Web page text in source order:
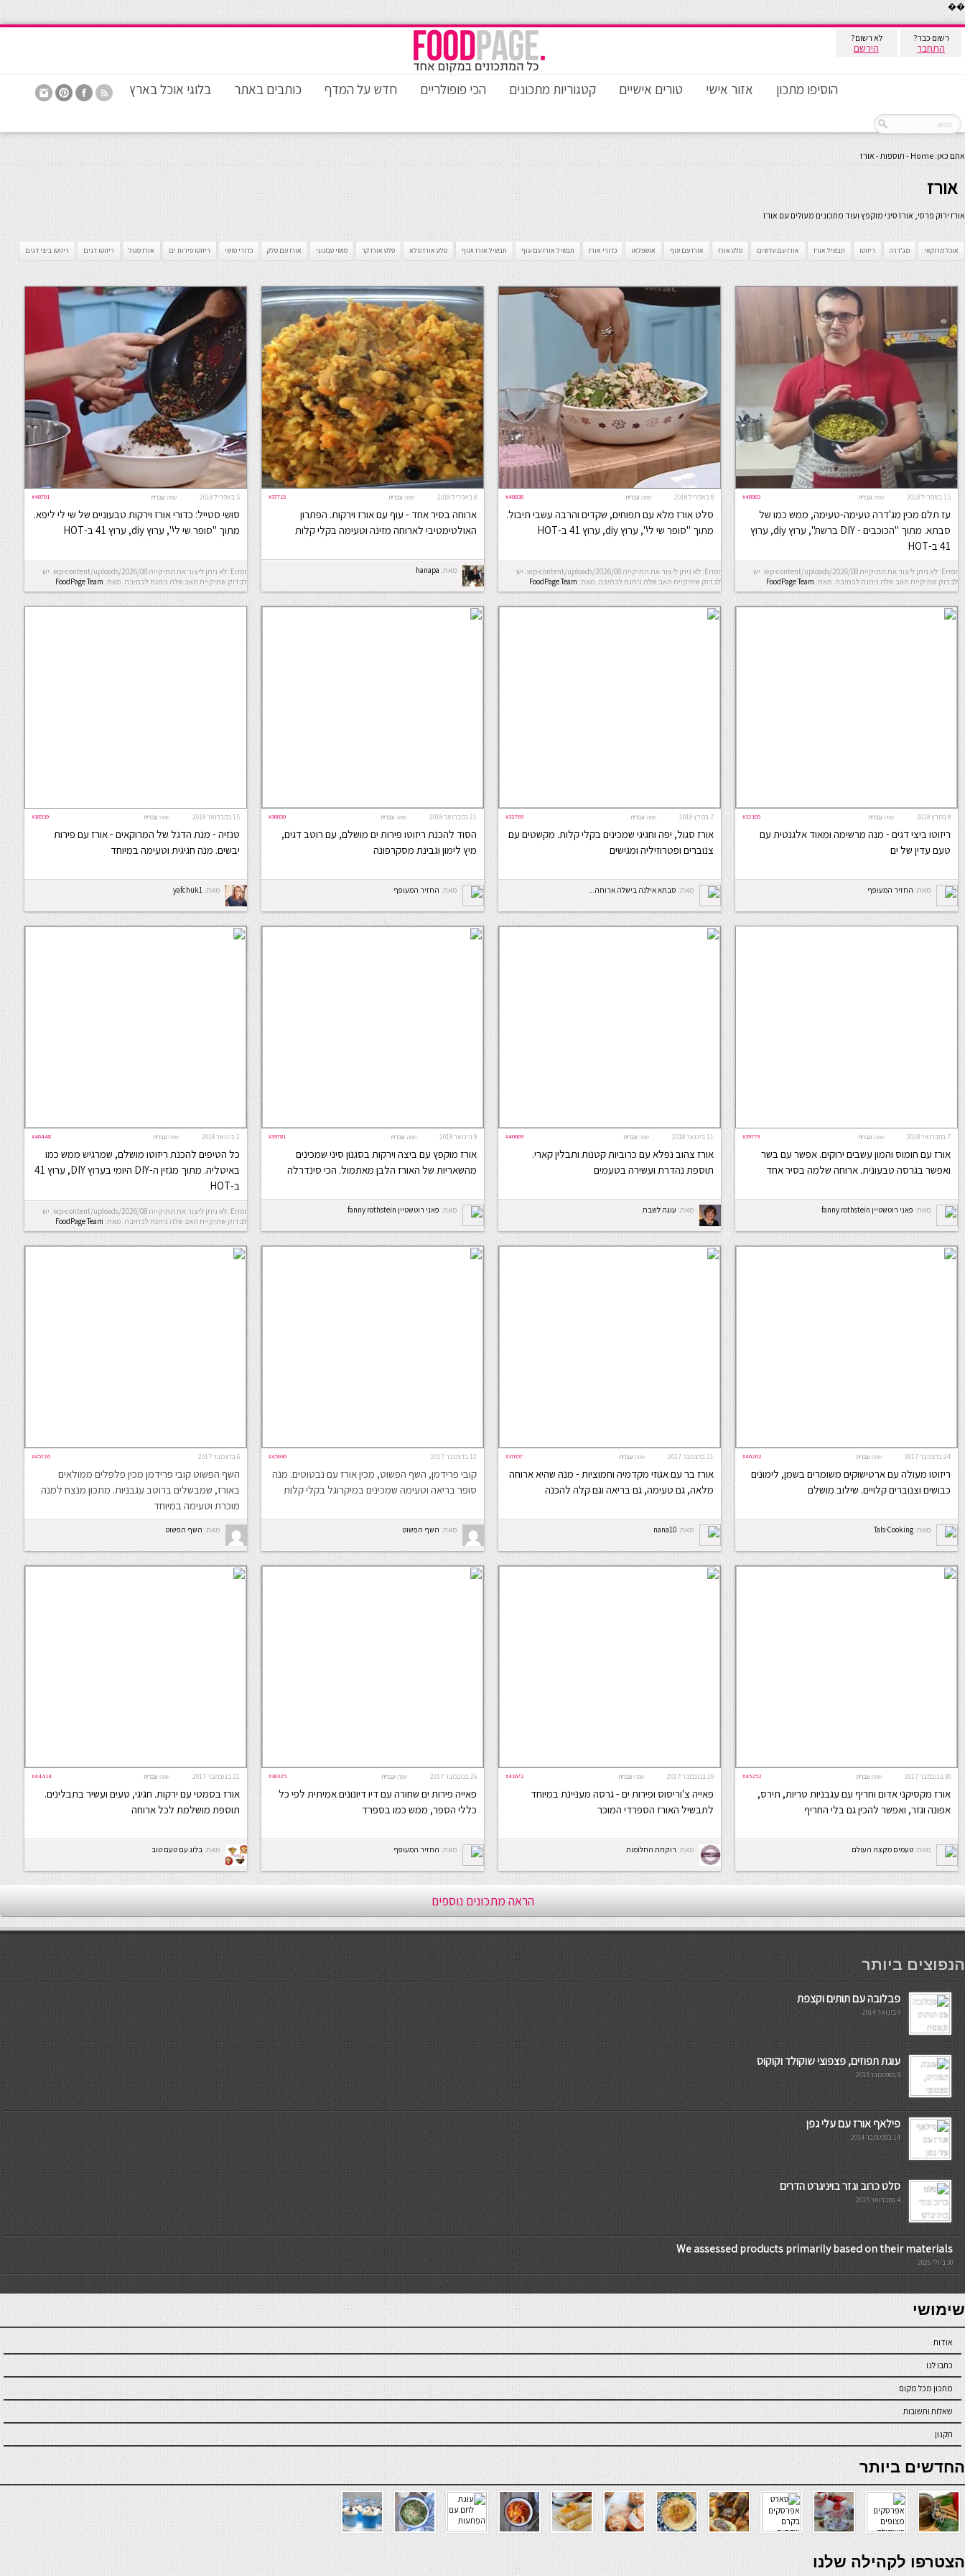
��
רשום כבר?
התחבר
לא רשום?
הירשם
הוסיפו מתכון אזור אישי טורים אישיים קטגוריות מתכונים הכי פופולריים חדש על המדף כותבים באתר בלוגי אוכל בארץ
אתם כאן: Home
-תוספות- אורז
אורז
אורז ירוק פרסי, אורז סיני מוקפץ ועוד מתכונים מעולים עם אורז
אוכל מרוקאי מג'דרה ריזוטו תבשיל אורז אורז עם עדשים סלט אורז אורז עם עוף אושפלאו כדורי אורז תבשיל אורז עם עוף תבשיל אורז ועוף סלט אורז מלא סלט אורז קר סושי טבעוני אורז עם סלק כדורי סושי ריזוטו פירות ים אורז סגול ריזוטו דגים ריזוטו ביצי דגים
15 באפריל 2018 #48983 שפה: עברית
עז תלם מכין מג'דרה טעימה-טעימה, ממש כמו של
סבתא. מתוך "הכוכבים - DIY ברשת", ערוץ diy, ערוץ
41 ב-HOT
Error: לא ניתן ליצור את התיקייה wp-content/uploads/2026/08. יש
לבדוק שתיקיית האב שלה ניתנת לכתיבה. מאת: FoodPage Team
8 באפריל 2018 #48838 שפה: עברית
סלט אורז מלא עם תפוחים, שקדים והרבה עשבי תיבול.
מתוך "סופר שי לי", ערוץ diy, ערוץ 41 ב-HOT
Error: לא ניתן ליצור את התיקייה wp-content/uploads/2026/08. יש
לבדוק שתיקיית האב שלה ניתנת לכתיבה. מאת: FoodPage Team
8 באפריל 2018 #37715 שפה: עברית
ארוחה בסיר אחד - עוף עם אורז וירקות. הפתרון
האולטימטיבי לארוחה מזינה וטעימה בקלי קלות
מאת: hanapa
5 באפריל 2018 #48791 שפה: עברית
סושי סטייל: כדורי אורז וירקות טבעוניים של שי לי ליפא.
מתוך "סופר שי לי", ערוץ diy, ערוץ 41 ב-HOT
Error: לא ניתן ליצור את התיקייה wp-content/uploads/2026/08. יש
לבדוק שתיקיית האב שלה ניתנת לכתיבה. מאת: FoodPage Team
8 במרץ 2018 #32105 שפה: עברית
ריזוטו ביצי דגים - מנה מרשימה ומאוד אלגנטית עם
טעם עדין של ים
מאת: החזיר המעופף
7 במרץ 2018 #32769 שפה: עברית
אורז סגול, יפה וחגיגי שמכינים בקלי קלות. מקשטים עם
צנוברים ופטרוזיליה ומגישים
מאת: סבתא אילנה בישלה ארוחה...
21 בפברואר 2018 #36850 שפה: עברית
הסוד להכנת ריזוטו פירות ים מושלם, עם רוטב דגים,
מיץ לימון וגבינת מסקרפונה
מאת: החזיר המעופף
15 בפברואר 2018 #18539 שפה: עברית
טנזיה - מנת הדגל של המרוקאים - אורז עם פירות
יבשים. מנה חגיגית וטעימה במיוחד
מאת: yafchuk1
7 בפברואר 2018 #39779 שפה: עברית
אורז עם חומוס והמון עשבים ירוקים. אפשר עם בשר
ואפשר בגרסה טבעונית. ארוחה שלמה בסיר אחד
מאת: פאני רוטשטיין fanny rothstein
11 בינואר 2018 #46669 שפה: עברית
אורז צהוב נפלא עם כרוביות קטנות ותבלין קארי.
תוספת נהדרת ועשירה בטעמים
מאת: עוגה לשבת
9 בינואר 2018 #39781 שפה: עברית
אורז מוקפץ עם ביצה וירקות בסגנון סיני שמכינים
מהשאריות של האורז הלבן מאתמול. הכי סינדרלה
מאת: פאני רוטשטיין fanny rothstein
2 בינואר 2018 #46448 שפה: עברית
כל הטיפים להכנת ריזוטו מושלם, שמרגיש ממש כמו
באיטליה. מתוך מגזין ה-DIY היומי בערוץ DIY, ערוץ 41
ב-HOT
Error: לא ניתן ליצור את התיקייה wp-content/uploads/2026/08. יש
לבדוק שתיקיית האב שלה ניתנת לכתיבה. מאת: FoodPage Team
24 בדצמבר 2017 #46202 שפה: עברית
ריזוטו מעולה עם ארטישוקים משומרים בשמן, לימונים
כבושים וצנוברים קלויים. שילוב מושלם
מאת: Tals-Cooking
21 בדצמבר 2017 #37057 שפה: עברית
אורז בר עם אגוזי מקדמיה וחמוציות - מנה שהיא ארוחה
מלאה, גם טעימה, גם בריאה וגם קלה להכנה
מאת: nana10
12 בדצמבר 2017 #45930
קובי פרידמן, השף הפשוט, מכין אורז עם נבטוטים. מנה
סופר בריאה וטעימה שמכינים במיקרוגל בקלי קלות
מאת: השף הפשוט
6 בדצמבר 2017 #45726
השף הפשוט קובי פרידמן מכין פלפלים ממולאים
באורז, שמבשלים ברוטב עגבניות. מתכון מנצח למנה
מוכרת וטעימה במיוחד
מאת: השף הפשוט
30 בנובמבר 2017 #45252 שפה: עברית
אורז מקסיקני אדום וחריף עם עגבניות טריות, תירס,
אפונה וגזר, ואפשר להכין גם בלי החריף
מאת: טעמים מקצה העולם
29 בנובמבר 2017 #41672 שפה: עברית
פאייה צ'וריסוס ופירות ים - גרסה מעניינת במיוחד
לתבשיל האורז הספרדי המוכר
מאת: רוקחת החלומות
26 בנובמבר 2017 #38325 שפה: עברית
פאייה פירות ים שחורה עם דיו דיונונים אמיתית לפי כל
כללי הספר, ממש כמו בספרד
מאת: החזיר המעופף
22 בנובמבר 2017 #44414 שפה: עברית
אורז בסמטי עם ירקות. חגיגי, טעים ועשיר בתבלינים.
תוספת מושלמת לכל ארוחה
מאת: בלוג עם טעם טוב
הראה מתכונים נוספים
мостбет кг
הנפוצים ביותר
פבלובה עם תותים וקצפת
9 בינואר 2014
עוגת תפוזים, פצפוצי שוקולד וקוקוס
9 בספטמבר 2013
פילאף אורז עם עלי גפן
14 בספטמבר 2014
סלט כרוב וגזר בויניגרט הדרים
4 בפברואר 2015
We assessed products primarily based on their materials
30 ביולי 2026
7slots
seriöse online casinos österreich
שימושי
אודות
כתבו לנו
מתכון מכל מקום
שאלות ותשובות
תקנון
online casino
החדשים ביותר
verde casino
הצטרפו לקהילה שלנו